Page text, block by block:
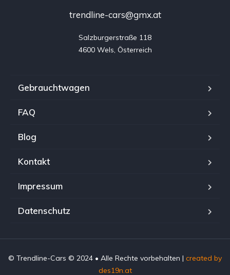
trendline-cars@gmx.at
Salzburgerstraße 118
4600 Wels, Österreich
Gebrauchtwagen
FAQ
Blog
Kontakt
Impressum
Datenschutz
© Trendline-Cars © 2024 • Alle Rechte vorbehalten | created by
des19n.at